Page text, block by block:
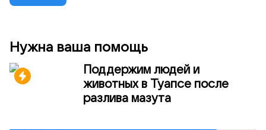
Нужна ваша помощь
Поддержим людей и
животных в Туапсе после
разлива мазута